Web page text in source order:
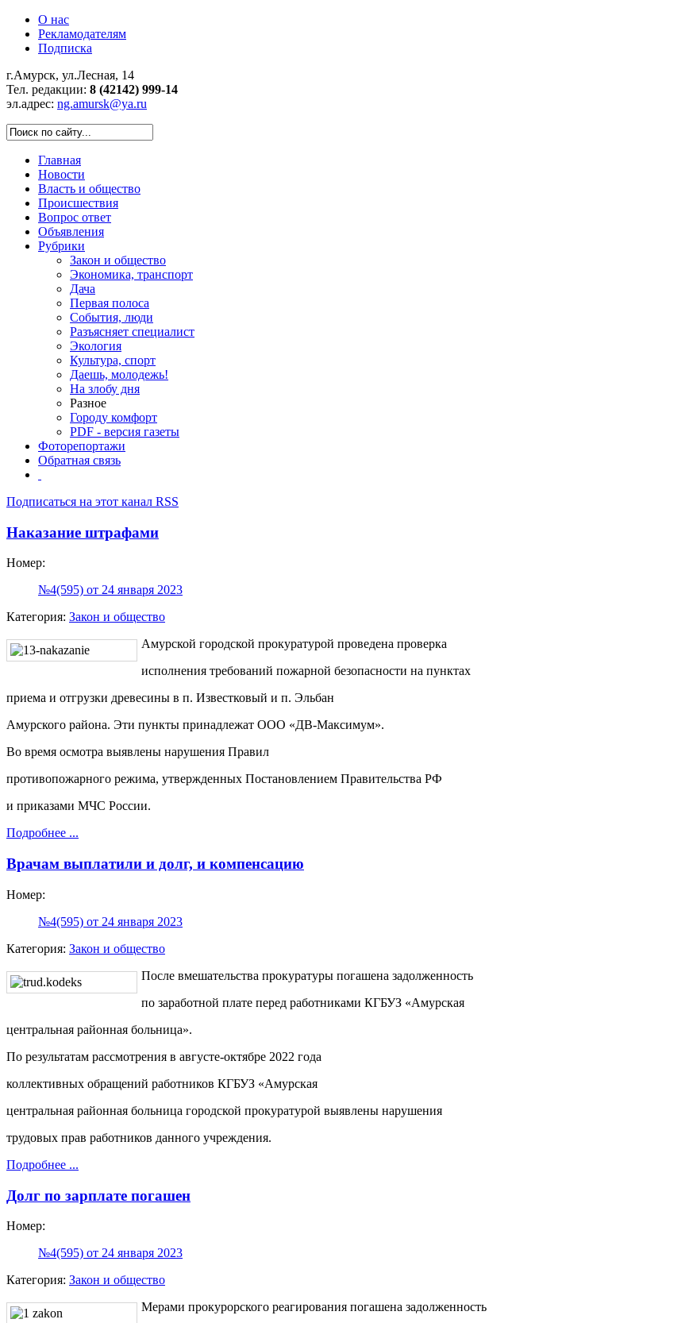
О нас
Рекламодателям
Подписка
г.Амурск, ул.Лесная, 14
Тел. редакции: 8 (42142) 999-14
эл.адрес: ng.amursk@ya.ru
Главная
Новости
Власть и общество
Происшествия
Вопрос ответ
Объявления
Рубрики
Закон и общество
Экономика, транспорт
Дача
Первая полоса
События, люди
Разъясняет специалист
Экология
Культура, спорт
Даешь, молодежь!
На злобу дня
Разное
Городу комфорт
PDF - версия газеты
Фоторепортажи
Обратная связь
Подписаться на этот канал RSS
Наказание штрафами
Номер:
№4(595) от 24 января 2023
Категория: Закон и общество
Амурской городской прокуратурой проведена проверка
исполнения требований пожарной безопасности на пунктах
приема и отгрузки древесины в п. Известковый и п. Эльбан
Амурского района. Эти пункты принадлежат ООО «ДВ-Максимум».
Во время осмотра выявлены нарушения Правил
противопожарного режима, утвержденных Постановлением Правительства РФ
и приказами МЧС России.
Подробнее ...
Врачам выплатили и долг, и компенсацию
Номер:
№4(595) от 24 января 2023
Категория: Закон и общество
После вмешательства прокуратуры погашена задолженность
по заработной плате перед работниками КГБУЗ «Амурская
центральная районная больница».
По результатам рассмотрения в августе-октябре 2022 года
коллективных обращений работников КГБУЗ «Амурская
центральная районная больница городской прокуратурой выявлены нарушения
трудовых прав работников данного учреждения.
Подробнее ...
Долг по зарплате погашен
Номер:
№4(595) от 24 января 2023
Категория: Закон и общество
Мерами прокурорского реагирования погашена задолженность